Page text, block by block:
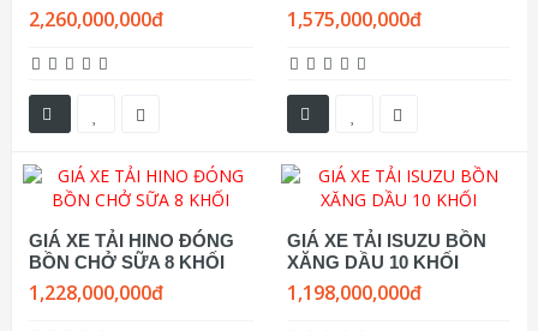
2,260,000,000đ 1,575,000,000đ
GIÁ XE TẢI HINO ĐÓNG
BỒN CHỞ SỮA 8 KHỐI
1,228,000,000đ
GIÁ XE TẢI ISUZU BỒN
XĂNG DẦU 10 KHỐI
1,198,000,000đ